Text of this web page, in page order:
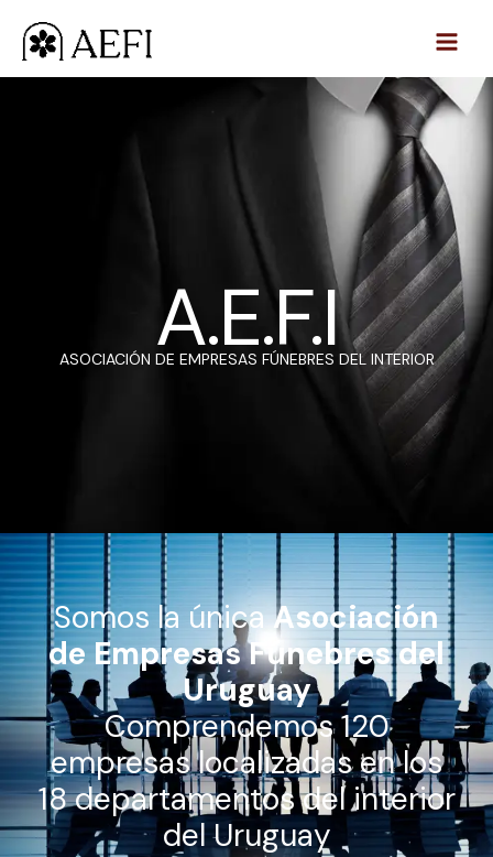
contenido
A.E.F.I
ASOCIACIÓN DE EMPRESAS FÚNEBRES DEL INTERIOR
Somos la únicaAsociación
de Empresas Fúnebres del
Uruguay
Comprendemos 120
empresas localizadas en los
18 departamentos del interior
del Uruguay